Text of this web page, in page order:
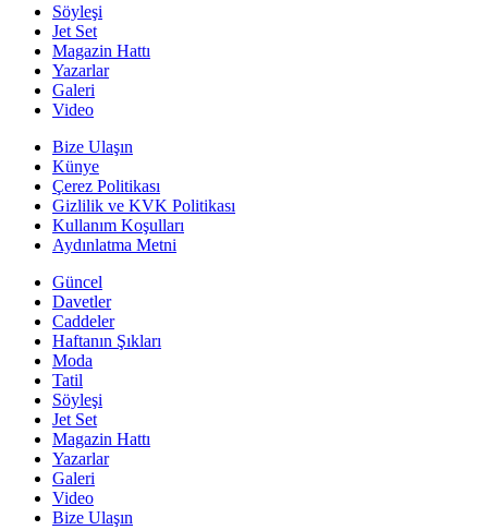
Söyleşi
Jet Set
Magazin Hattı
Yazarlar
Galeri
Video
Bize Ulaşın
Künye
Çerez Politikası
Gizlilik ve KVK Politikası
Kullanım Koşulları
Aydınlatma Metni
Güncel
Davetler
Caddeler
Haftanın Şıkları
Moda
Tatil
Söyleşi
Jet Set
Magazin Hattı
Yazarlar
Galeri
Video
Bize Ulaşın